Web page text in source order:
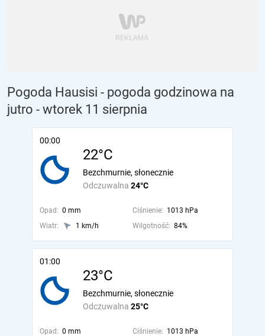
Pogoda Hausisi - pogoda godzinowa na
jutro - wtorek 11 sierpnia
00:00
22°C
Odczuwalna 24°C
Bezchmurnie, słonecznie
Opad: 0 mm Ciśnienie: 1013 hPa
Wiatr:
1 km/h Wilgotność: 84%
01:00
23°C
Odczuwalna 25°C
Bezchmurnie, słonecznie
Opad: 0 mm Ciśnienie: 1013 hPa